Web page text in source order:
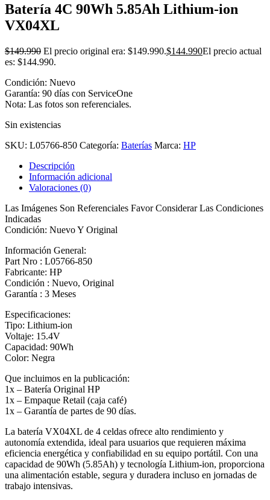
Batería 4C 90Wh 5.85Ah Lithium-ion
VX04XL
$149.990 El precio original era: $149.990.$144.990El precio actual
es: $144.990.
Condición: Nuevo
Garantía: 90 días con ServiceOne
Nota: Las fotos son referenciales.
Sin existencias
SKU: L05766-850 Categoría: Baterías Marca: HP
Descripción
Información adicional
Valoraciones (0)
Las Imágenes Son Referenciales Favor Considerar Las Condiciones
Indicadas
Condición: Nuevo Y Original
Información General:
Part Nro : L05766-850
Fabricante: HP
Condición : Nuevo, Original
Garantía : 3 Meses
Especificaciones:
Tipo: Lithium-ion
Voltaje: 15.4V
Capacidad: 90Wh
Color: Negra
Que incluimos en la publicación:
1x – Batería Original HP
1x – Empaque Retail (caja café)
1x – Garantía de partes de 90 días.
La batería VX04XL de 4 celdas ofrece alto rendimiento y
autonomía extendida, ideal para usuarios que requieren máxima
eficiencia energética y confiabilidad en su equipo portátil. Con una
capacidad de 90Wh (5.85Ah) y tecnología Lithium-ion, proporciona
una alimentación estable, segura y duradera incluso en jornadas de
trabajo intensivas.